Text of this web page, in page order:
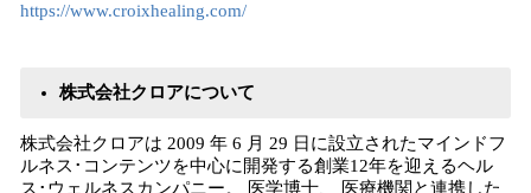
https://www.croixhealing.com/
株式会社クロアについて
株式会社クロアは 2009 年 6 月 29 日に設立されたマインドフ
ルネス･コンテンツを中心に開発する創業12年を迎えるヘル
ス･ウェルネスカンパニー。 医学博士、 医療機関と連携した